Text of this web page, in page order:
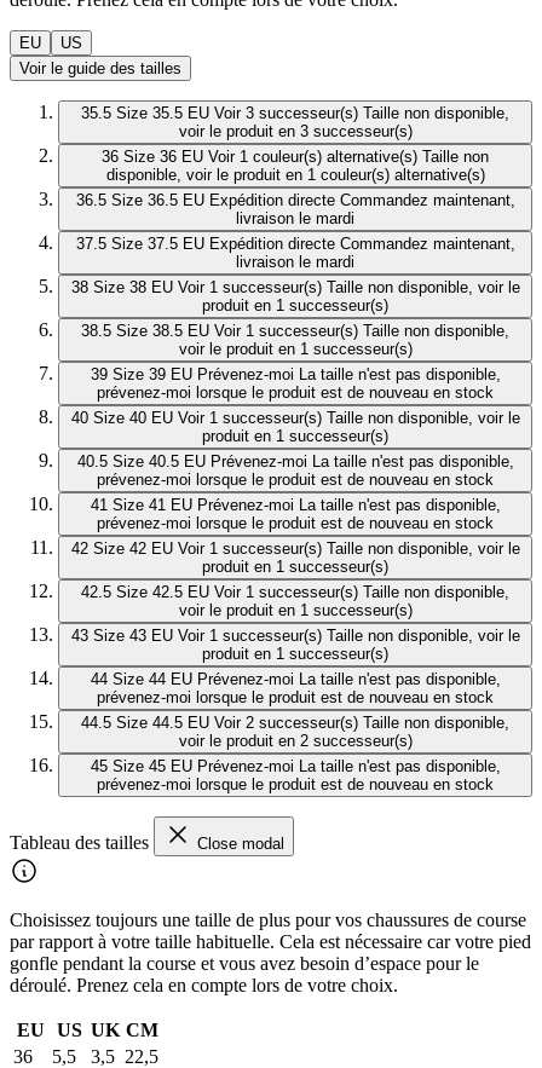
EU
US
Voir le guide des tailles
35.5 Size 35.5 EU Voir 3 successeur(s) Taille non disponible,
voir le produit en 3 successeur(s)
36 Size 36 EU Voir 1 couleur(s) alternative(s) Taille non
disponible, voir le produit en 1 couleur(s) alternative(s)
36.5 Size 36.5 EU Expédition directe Commandez maintenant,
livraison le mardi
37.5 Size 37.5 EU Expédition directe Commandez maintenant,
livraison le mardi
38 Size 38 EU Voir 1 successeur(s) Taille non disponible, voir le
produit en 1 successeur(s)
38.5 Size 38.5 EU Voir 1 successeur(s) Taille non disponible,
voir le produit en 1 successeur(s)
39 Size 39 EU Prévenez-moi La taille n'est pas disponible,
prévenez-moi lorsque le produit est de nouveau en stock
40 Size 40 EU Voir 1 successeur(s) Taille non disponible, voir le
produit en 1 successeur(s)
40.5 Size 40.5 EU Prévenez-moi La taille n'est pas disponible,
prévenez-moi lorsque le produit est de nouveau en stock
41 Size 41 EU Prévenez-moi La taille n'est pas disponible,
prévenez-moi lorsque le produit est de nouveau en stock
42 Size 42 EU Voir 1 successeur(s) Taille non disponible, voir le
produit en 1 successeur(s)
42.5 Size 42.5 EU Voir 1 successeur(s) Taille non disponible,
voir le produit en 1 successeur(s)
43 Size 43 EU Voir 1 successeur(s) Taille non disponible, voir le
produit en 1 successeur(s)
44 Size 44 EU Prévenez-moi La taille n'est pas disponible,
prévenez-moi lorsque le produit est de nouveau en stock
44.5 Size 44.5 EU Voir 2 successeur(s) Taille non disponible,
voir le produit en 2 successeur(s)
45 Size 45 EU Prévenez-moi La taille n'est pas disponible,
prévenez-moi lorsque le produit est de nouveau en stock
Tableau des tailles Close modal
Choisissez toujours une taille de plus pour vos chaussures de course
par rapport à votre taille habituelle. Cela est nécessaire car votre pied
gonfle pendant la course et vous avez besoin d’espace pour le
déroulé. Prenez cela en compte lors de votre choix.
EU US UK CM
36
5,5 3,5 22,5